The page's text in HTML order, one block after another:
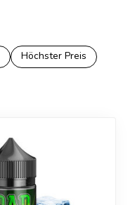
Höchster Preis